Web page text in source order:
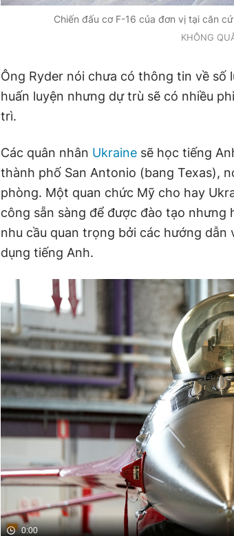
Chiến đấu cơ F-16 của đơn vị tại căn
KHÔNG
Ông Ryder nói chưa có thông tin về số
huấn luyện nhưng dự trù sẽ có nhiều
trì.
Các quân nhân Ukraine sẽ học tiếng
thành phố San Antonio (bang Texas),
phòng. Một quan chức Mỹ cho hay
công sẵn sàng để được đào tạo nhưng
nhu cầu quan trọng bởi các hướng dẫn
dụng tiếng Anh.
0:00